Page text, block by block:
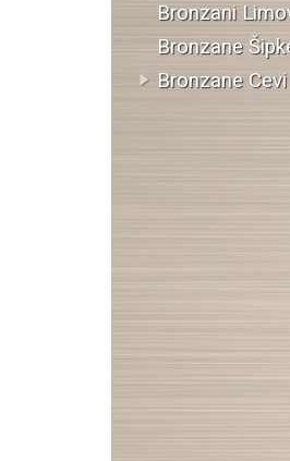
Bronzani
Bronzane
Bronzane Cevi